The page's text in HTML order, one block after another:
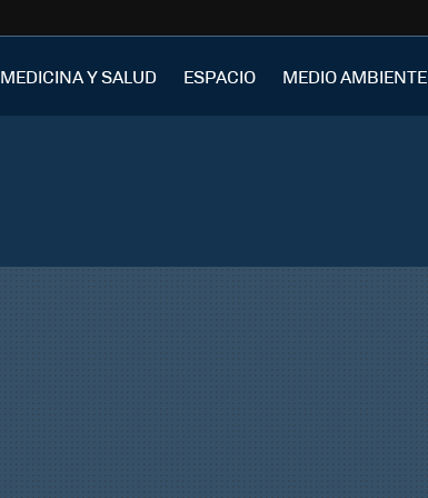
MEDICINA Y SALUD ESPACIO MEDIO AMBIENTE